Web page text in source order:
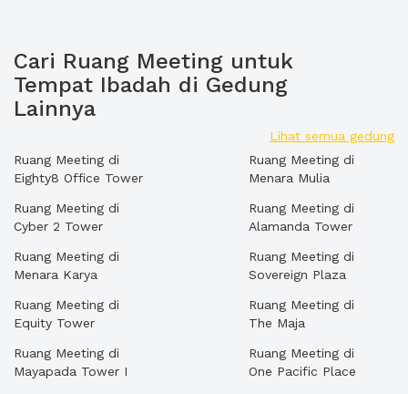
Cari Ruang Meeting untuk
Tempat Ibadah di Gedung
Lainnya
Lihat semua gedung
Ruang Meeting di
Eighty8 Office Tower
Ruang Meeting di
Cyber 2 Tower
Ruang Meeting di
Menara Karya
Ruang Meeting di
Equity Tower
Ruang Meeting di
Mayapada Tower I
Ruang Meeting di
Menara Mulia
Ruang Meeting di
Alamanda Tower
Ruang Meeting di
Sovereign Plaza
Ruang Meeting di
The Maja
Ruang Meeting di
One Pacific Place